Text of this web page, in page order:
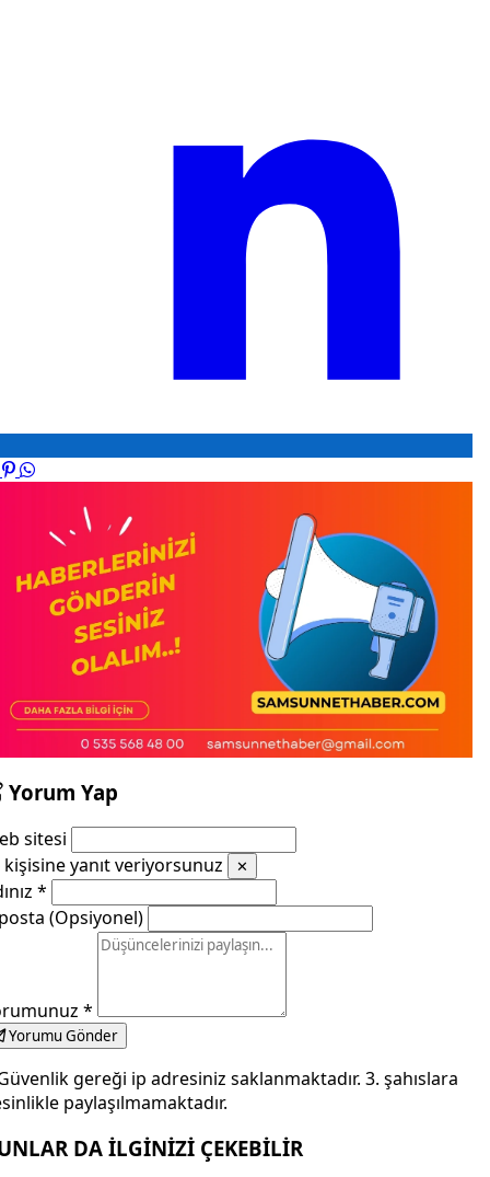
Yorum Yap
sitesi
kişisine yanıt veriyorsunuz
✕
*
(Opsiyonel)
*
Yorumu Gönder
gereği ip adresiniz saklanmaktadır. 3. şahıslara
paylaşılmamaktadır.
DA İLGİNİZİ ÇEKEBİLİR